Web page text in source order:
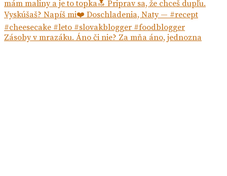
Zásoby v mrazáku. Áno či nie? Za mňa áno, jednozna